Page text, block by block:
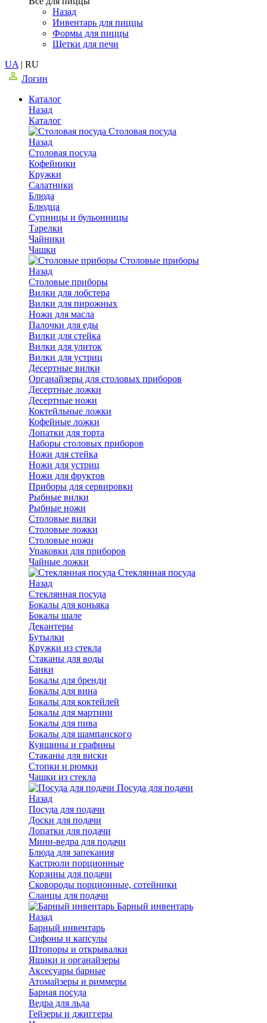
Назад
Инвентарь для пиццы
Формы для пиццы
Щетки для печи
UA | RU
Логин
Каталог
Назад
Каталог
Столовая посуда
Назад
Столовая посуда
Кофейники
Кружки
Салатники
Блюда
Блюдца
Супницы и бульонницы
Тарелки
Чайники
Чашки
Cтоловые приборы
Назад
Cтоловые приборы
Вилки для лобстера
Вилки для пирожных
Ножи для масла
Палочки для еды
Вилки для стейка
Вилки для улиток
Вилки для устриц
Десертные вилки
Органайзеры для столовых приборов
Десертные ложки
Десертные ножи
Коктейльные ложки
Кофейные ложки
Лопатки для торта
Наборы столовых приборов
Ножи для стейка
Ножи для устриц
Ножи для фруктов
Приборы для сервировки
Рыбные вилки
Рыбные ножи
Столовые вилки
Столовые ложки
Столовые ножи
Упаковки для приборов
Чайные ложки
Стеклянная посуда
Назад
Стеклянная посуда
Бокалы для коньяка
Бокалы шале
Декантеры
Бутылки
Кружки из стекла
Стаканы для воды
Банки
Бокалы для бренди
Бокалы для вина
Бокалы для коктейлей
Бокалы для мартини
Бокалы для пива
Бокалы для шампанского
Кувшины и графины
Стаканы для виски
Стопки и рюмки
Чашки из стекла
Посуда для подачи
Назад
Посуда для подачи
Доски для подачи
Лопатки для подачи
Мини-ведра для подачи
Блюда для запекания
Кастрюли порционные
Корзины для подачи
Сковороды порционные, сотейники
Сланцы для подачи
Барный инвентарь
Назад
Барный инвентарь
Сифоны и капсулы
Штопоры и открывалки
Ящики и органайзеры
Аксесуары барные
Атомайзеры и риммеры
Барная посуда
Ведра для льда
Гейзеры и джиггеры